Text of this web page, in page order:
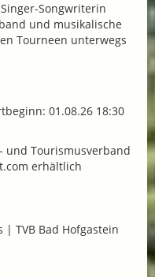
Songwriterin
und musikalische
Tourneen unterwegs
01.08.26 18:30
und Tourismusverband
erhältlich
| TVB Bad Hofgastein